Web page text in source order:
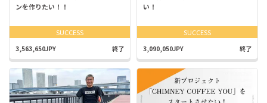
ンを作りたい！！
SUCCESS
3,563,650JPY 終了
い！
SUCCESS
3,090,050JPY 終了